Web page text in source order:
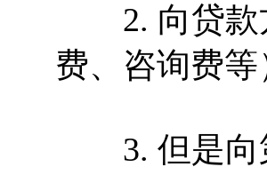
2. 向贷款
费、咨询费
3. 但是向